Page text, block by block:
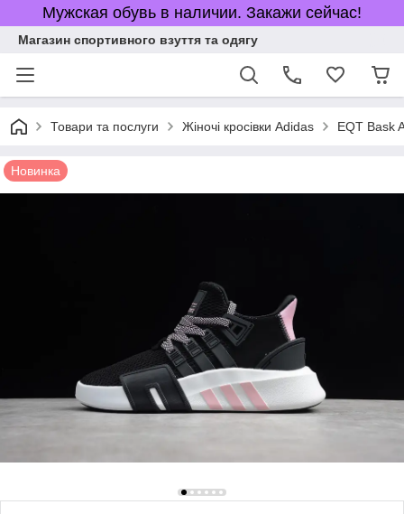
Мужская обувь в наличии. Закажи сейчас!
Магазин спортивного взуття та одягу
Товари та послуги Жіночі кросівки Adidas EQT Bask
Новинка